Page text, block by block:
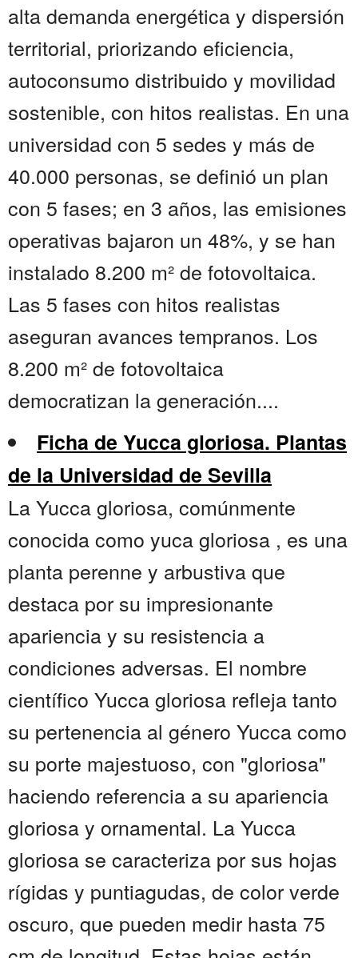
alta demanda energética y dispersión
territorial, priorizando eficiencia,
autoconsumo distribuido y movilidad
sostenible, con hitos realistas. En una
universidad con 5 sedes y más de
40.000 personas, se definió un plan
con 5 fases; en 3 años, las emisiones
operativas bajaron un 48%, y se han
instalado 8.200 m² de fotovoltaica.
Las 5 fases con hitos realistas
aseguran avances tempranos. Los
8.200 m² de fotovoltaica
democratizan la generación....
Ficha de Yucca gloriosa. Plantas
de la Universidad de Sevilla
La Yucca gloriosa, comúnmente
conocida como yuca gloriosa , es una
planta perenne y arbustiva que
destaca por su impresionante
apariencia y su resistencia a
condiciones adversas. El nombre
científico Yucca gloriosa refleja tanto
su pertenencia al género Yucca como
su porte majestuoso, con "gloriosa"
haciendo referencia a su apariencia
gloriosa y ornamental. La Yucca
gloriosa se caracteriza por sus hojas
rígidas y puntiagudas, de color verde
oscuro, que pueden medir hasta 75